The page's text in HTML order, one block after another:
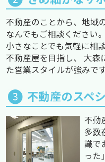
不動産のことから、地域の
なんでもご相談ください。
小さなことでも気軽に相
不動産屋を目指し、 大森
た営業スタイルが強みで
不動産のスペ
不動
多数
識で
った